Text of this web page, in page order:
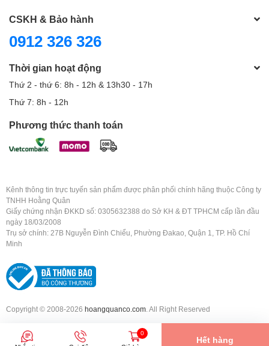
CSKH & Bảo hành
0912 326 326
Thời gian hoạt động
Thứ 2 - thứ 6: 8h - 12h & 13h30 - 17h
Thứ 7: 8h - 12h
Phương thức thanh toán
Kênh thông tin trực tuyến sản phẩm được phân phối chính hãng thuộc Công ty
TNHH Hoằng Quân
Giấy chứng nhận ĐKKD số: 0305632388 do Sở KH & ĐT TPHCM cấp lần đầu
ngày 18/03/2008
Trụ sở chính: 27B Nguyễn Đình Chiểu, Phường Đakao, Quận 1, TP. Hồ Chí
Minh
Copyright © 2008-2026 hoangquanco.com . All Right Reserved
0
Hết hàng